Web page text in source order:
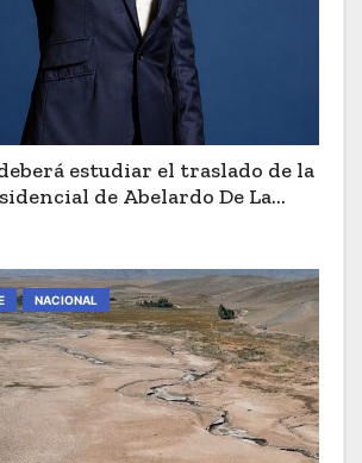
estudiar el traslado de la
de Abelardo De La
NACIONAL